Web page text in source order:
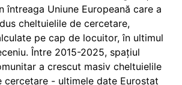
întreaga Uniune Europeană care a
cheltuielile de cercetare,
pe cap de locuitor, în ultimul
Între 2015-2025, spațiul
a crescut masiv cheltuielile
cercetare - ultimele date Eurostat